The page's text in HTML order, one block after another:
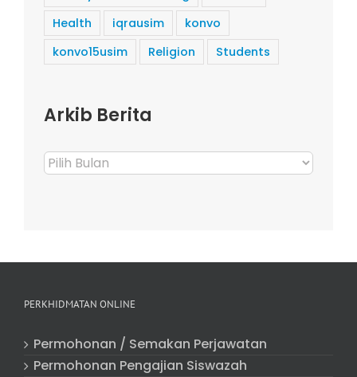
Health
iqrausim
konvo
konvo15usim
Religion Students
Arkib Berita
Arkib
Berita
PERKHIDMATAN ONLINE
Permohonan / Semakan Perjawatan
Permohonan Pengajian Siswazah